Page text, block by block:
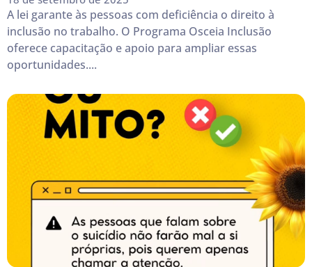
A lei garante às pessoas com deficiência o direito à
inclusão no trabalho. O Programa Osceia Inclusão
oferece capacitação e apoio para ampliar essas
oportunidades....